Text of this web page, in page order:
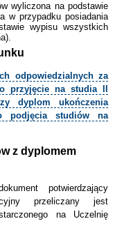
wyliczona na podstawie
w przypadku posiadania
wypisu wszystkich
odpowiedzialnych za
przyjęcie na studia II
dyplom ukończenia
podjęcia studiów na
z dyplomem
potwierdzający
przeliczany jest
na Uczelnię